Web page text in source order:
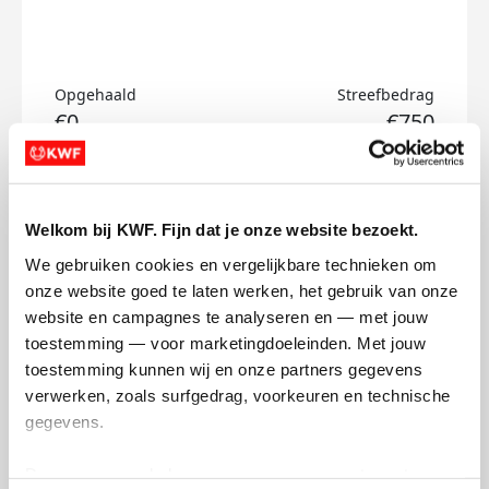
Welkom bij KWF. Fijn dat je onze website bezoekt.
We gebruiken cookies en vergelijkbare technieken om
onze website goed te laten werken, het gebruik van onze
website en campagnes te analyseren en — met jouw
toestemming — voor marketingdoeleinden. Met jouw
toestemming kunnen wij en onze partners gegevens
verwerken, zoals surfgedrag, voorkeuren en technische
gegevens.
Opgehaald
€0
Streefbedrag
€750
Doneer
Abdullah's badges